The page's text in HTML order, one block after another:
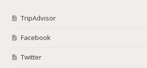
TripAdvisor
Facebook
Twitter